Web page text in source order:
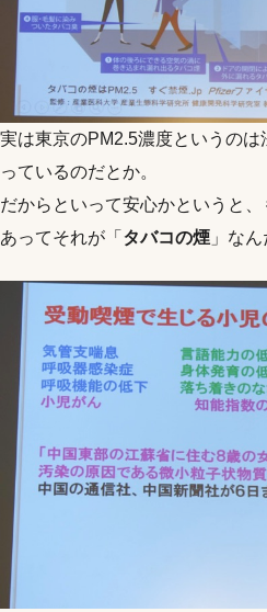
実は東京のPM2.5濃度というの
っているのだとか。
だからといって安心かというと
あってそれが「 タバコの煙 」なん